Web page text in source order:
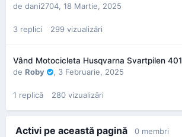
de dani2704, 18 Martie, 2025
3 replici 299 vizualizări
Vând Motocicleta Husqvarna Svartpilen 401
de Roby , 3 Februarie, 2025
1 replică 280 vizualizări
Activi pe această pagină 0 membri